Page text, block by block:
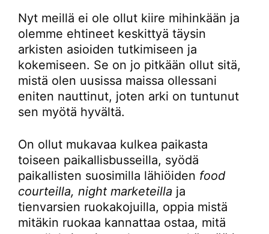
Nyt meillä ei ole ollut kiire mihinkään ja
olemme ehtineet keskittyä täysin
arkisten asioiden tutkimiseen ja
kokemiseen. Se on jo pitkään ollut sitä,
mistä olen uusissa maissa ollessani
eniten nauttinut, joten arki on tuntunut
sen myötä hyvältä.
On ollut mukavaa kulkea paikasta
toiseen paikallisbusseilla, syödä
paikallisten suosimilla lähiöiden food
courteilla, night marketeilla ja
tienvarsien ruokakojuilla, oppia mistä
mitäkin ruokaa kannattaa ostaa, mitä